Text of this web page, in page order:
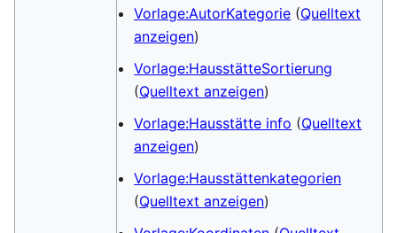
Vorlage:AutorKategorie (Quelltext
anzeigen)
Vorlage:HausstätteSortierung
(Quelltext anzeigen)
Vorlage:Hausstätte info (Quelltext
anzeigen)
Vorlage:Hausstättenkategorien
(Quelltext anzeigen)